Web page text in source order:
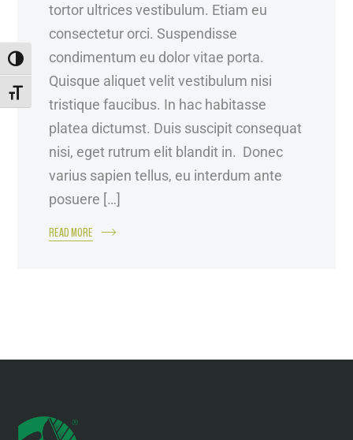
ALTERNAR ALTO CONTRASTE
ALTERNAR TAMANHO DA FONTE
tortor ultrices vestibulum. Etiam eu
consectetur orci. Suspendisse
condimentum eu dolor vitae porta.
Quisque aliquet velit vestibulum nisi
tristique faucibus. In hac habitasse
platea dictumst. Duis suscipit consequat
nisi, eget rutrum elit blandit in. Donec
varius sapien tellus, eu interdum ante
posuere […]
READ MORE